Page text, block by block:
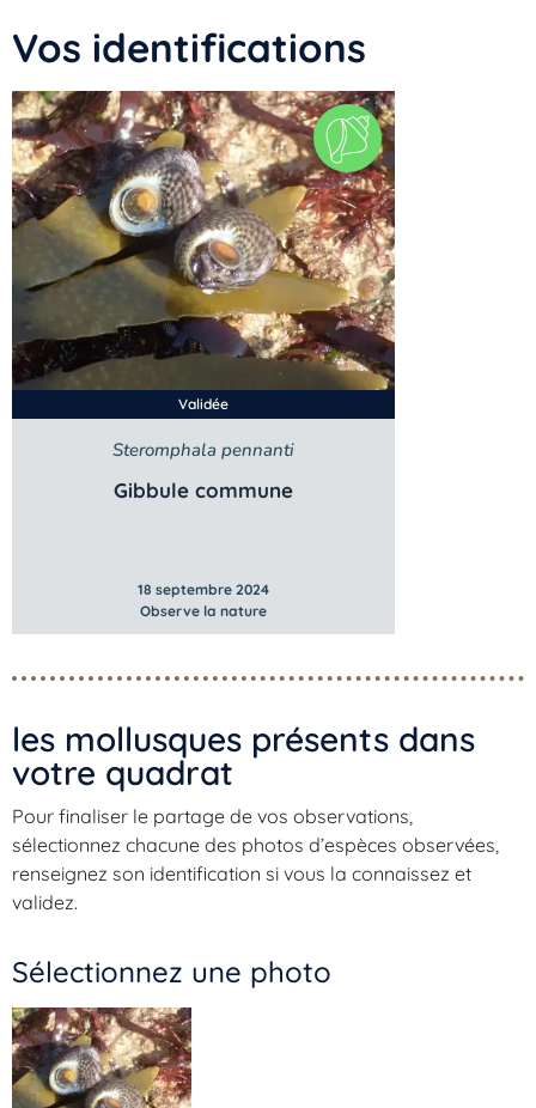
Vos identifications
Validée
Steromphala pennanti
Gibbule commune
18 septembre 2024
Observe la nature
les mollusques présents dans
votre quadrat​
Pour finaliser le partage de vos observations,
sélectionnez chacune des photos d’espèces observées,
renseignez son identification si vous la connaissez et
validez.
Sélectionnez une photo